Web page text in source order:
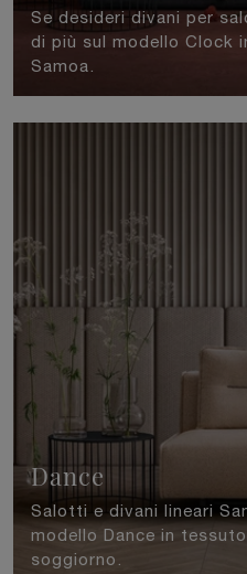
Se desideri divani per
di più sul modello Clock
Samoa.
Dance
Salotti e divani lineari
modello Dance in
soggiorno.